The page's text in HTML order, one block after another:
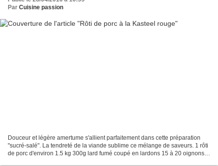
Par Cuisine passion
Douceur et légère amertume s'allient parfaitement dans cette préparation
"sucré-salé". La tendreté de la viande sublime ce mélange de saveurs. 1 rôti
de porc d'environ 1.5 kg 300g lard fumé coupé en lardons 15 à 20 oignons